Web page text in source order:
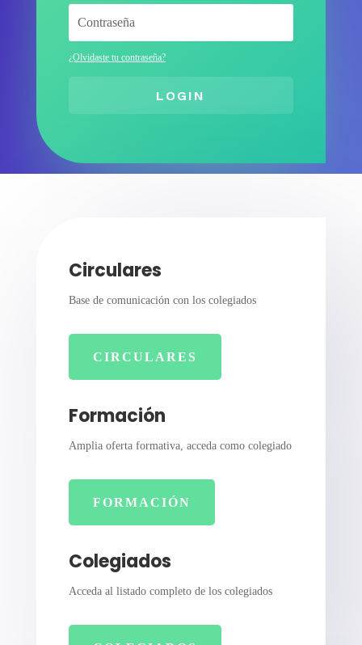
¿Olvidaste tu contraseña?
LOGIN
Circulares
Base de comunicación con los colegiados
CIRCULARES
Formación
Amplia oferta formativa, acceda como colegiado
FORMACIÓN
Colegiados
Acceda al listado completo de los colegiados